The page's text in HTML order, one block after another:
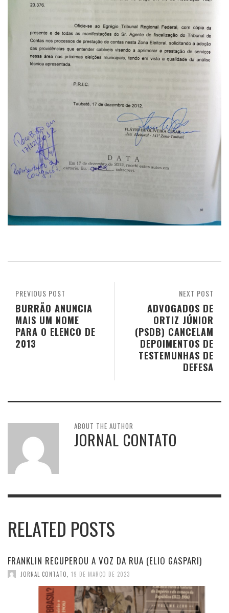
NEXT POST
ADVOGADOS DE
ORTIZ JÚNIOR
(PSDB) CANCELAM
DEPOIMENTOS DE
TESTEMUNHAS DE
DEFESA
PREVIOUS POST
BURRÃO ANUNCIA
MAIS UM NOME
PARA O ELENCO DE
2013
ABOUT THE AUTHOR
JORNAL CONTATO
RELATED POSTS
FRANKLIN RECUPEROU A VOZ DA RUA (ELIO GASPARI)
JORNAL CONTATO 19 DE MARÇO DE 2023